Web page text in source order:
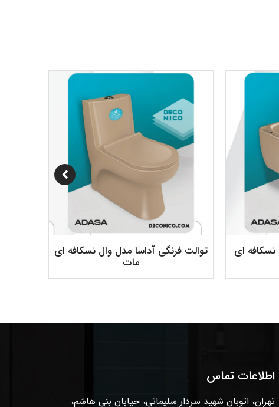
ای توالت فرنگی آداسا مدل وال نسکافه ای
مات
اطلاعات تماس
تهران، اتوبان شهید سردار سلیمانی، خیابان بنی هاشم،